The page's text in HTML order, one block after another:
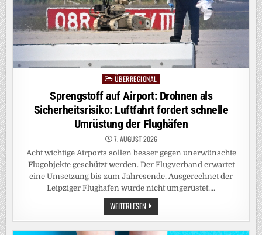
STRASSE V
ON H
ORMUS V
ERBANNEN
Posted
in
ÜBERREGIONAL
Sprengstoff auf Airport: Drohnen als
Sicherheitsrisiko: Luftfahrt fordert schnelle
Umrüstung der Flughäfen
7. AUGUST 2026
Acht wichtige Airports sollen besser gegen unerwünschte
Flugobjekte geschützt werden. Der Flugverband erwartet
eine Umsetzung bis zum Jahresende. Ausgerechnet der
Leipziger Flughafen wurde nicht umgerüstet….
WEITERLESEN SPRENGSTOFF
AUF
AIRPORT:
DROHNEN